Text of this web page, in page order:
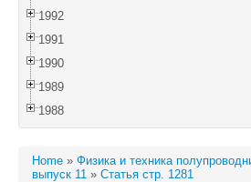
1992
1991
1990
1989
1988
Home » Физика и техника
выпуск 11 » Статья стр. 1281